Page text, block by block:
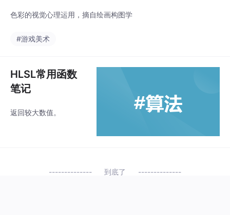
色彩的视觉心理运用，摘自绘画构图学
#游戏美术
HLSL常用函数
笔记
返回较大数值。
到底了